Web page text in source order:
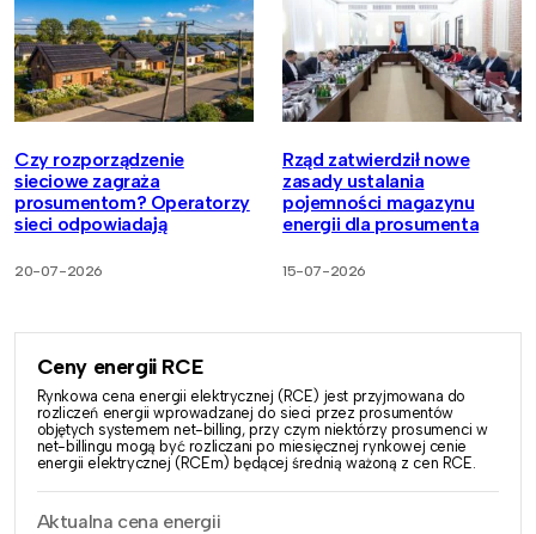
Czy rozporządzenie
sieciowe zagraża
prosumentom? Operatorzy
sieci odpowiadają
20-07-2026
Rząd zatwierdził nowe
zasady ustalania
pojemności magazynu
energii dla prosumenta
15-07-2026
Ceny energii RCE
Rynkowa cena energii elektrycznej (RCE) jest przyjmowana do
rozliczeń energii wprowadzanej do sieci przez prosumentów
objętych systemem net-billing, przy czym niektórzy prosumenci w
net-billingu mogą być rozliczani po miesięcznej rynkowej cenie
energii elektrycznej (RCEm) będącej średnią ważoną z cen RCE.
Aktualna cena energii